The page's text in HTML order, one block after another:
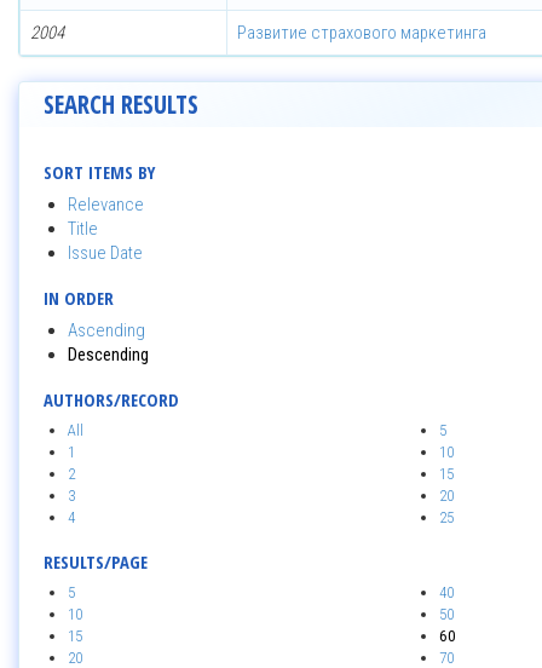
2004 Развитие страхового маркетинга
SEARCH RESULTS
SORT ITEMS BY
Relevance
Title
Issue Date
IN ORDER
Ascending
Descending
AUTHORS/RECORD
All
1
2
3
4
5
10
15
20
25
RESULTS/PAGE
5
10
15
20
40
50
60
70